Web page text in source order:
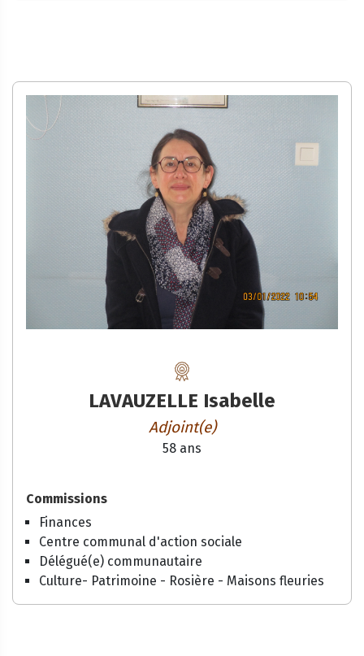
LAVAUZELLE Isabelle
Adjoint(e)
58 ans
Commissions
Finances
Centre communal d'action sociale
Délégué(e) communautaire
Culture- Patrimoine - Rosière - Maisons fleuries